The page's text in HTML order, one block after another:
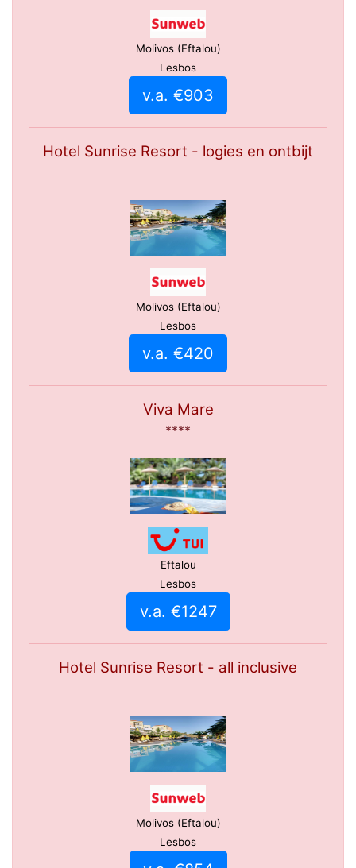
Molivos (Eftalou)
Lesbos
v.a. €903
Hotel Sunrise Resort - logies en ontbijt
Molivos (Eftalou)
Lesbos
v.a. €420
Viva Mare
****
Eftalou
Lesbos
v.a. €1247
Hotel Sunrise Resort - all inclusive
Molivos (Eftalou)
Lesbos